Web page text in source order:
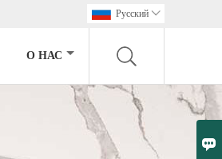

Pусский 
О НАС